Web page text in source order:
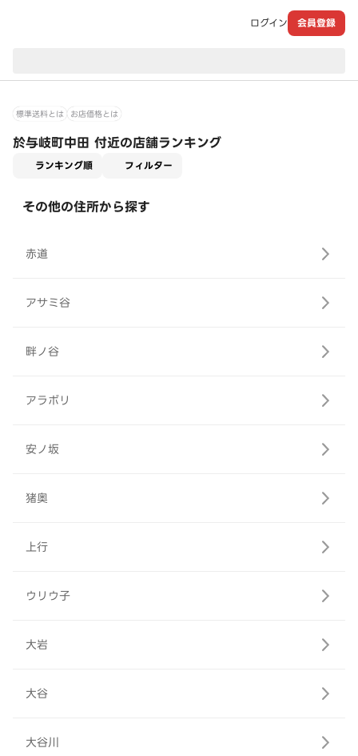
ログイン 会員登録
標準送料とは お店価格とは
於与岐町中田 付近の店舗ランキング
ランキング順 フィルター
その他の住所から探す
赤道
アサミ谷
畔ノ谷
アラボリ
安ノ坂
猪奥
上行
ウリウ子
大岩
大谷
大谷川